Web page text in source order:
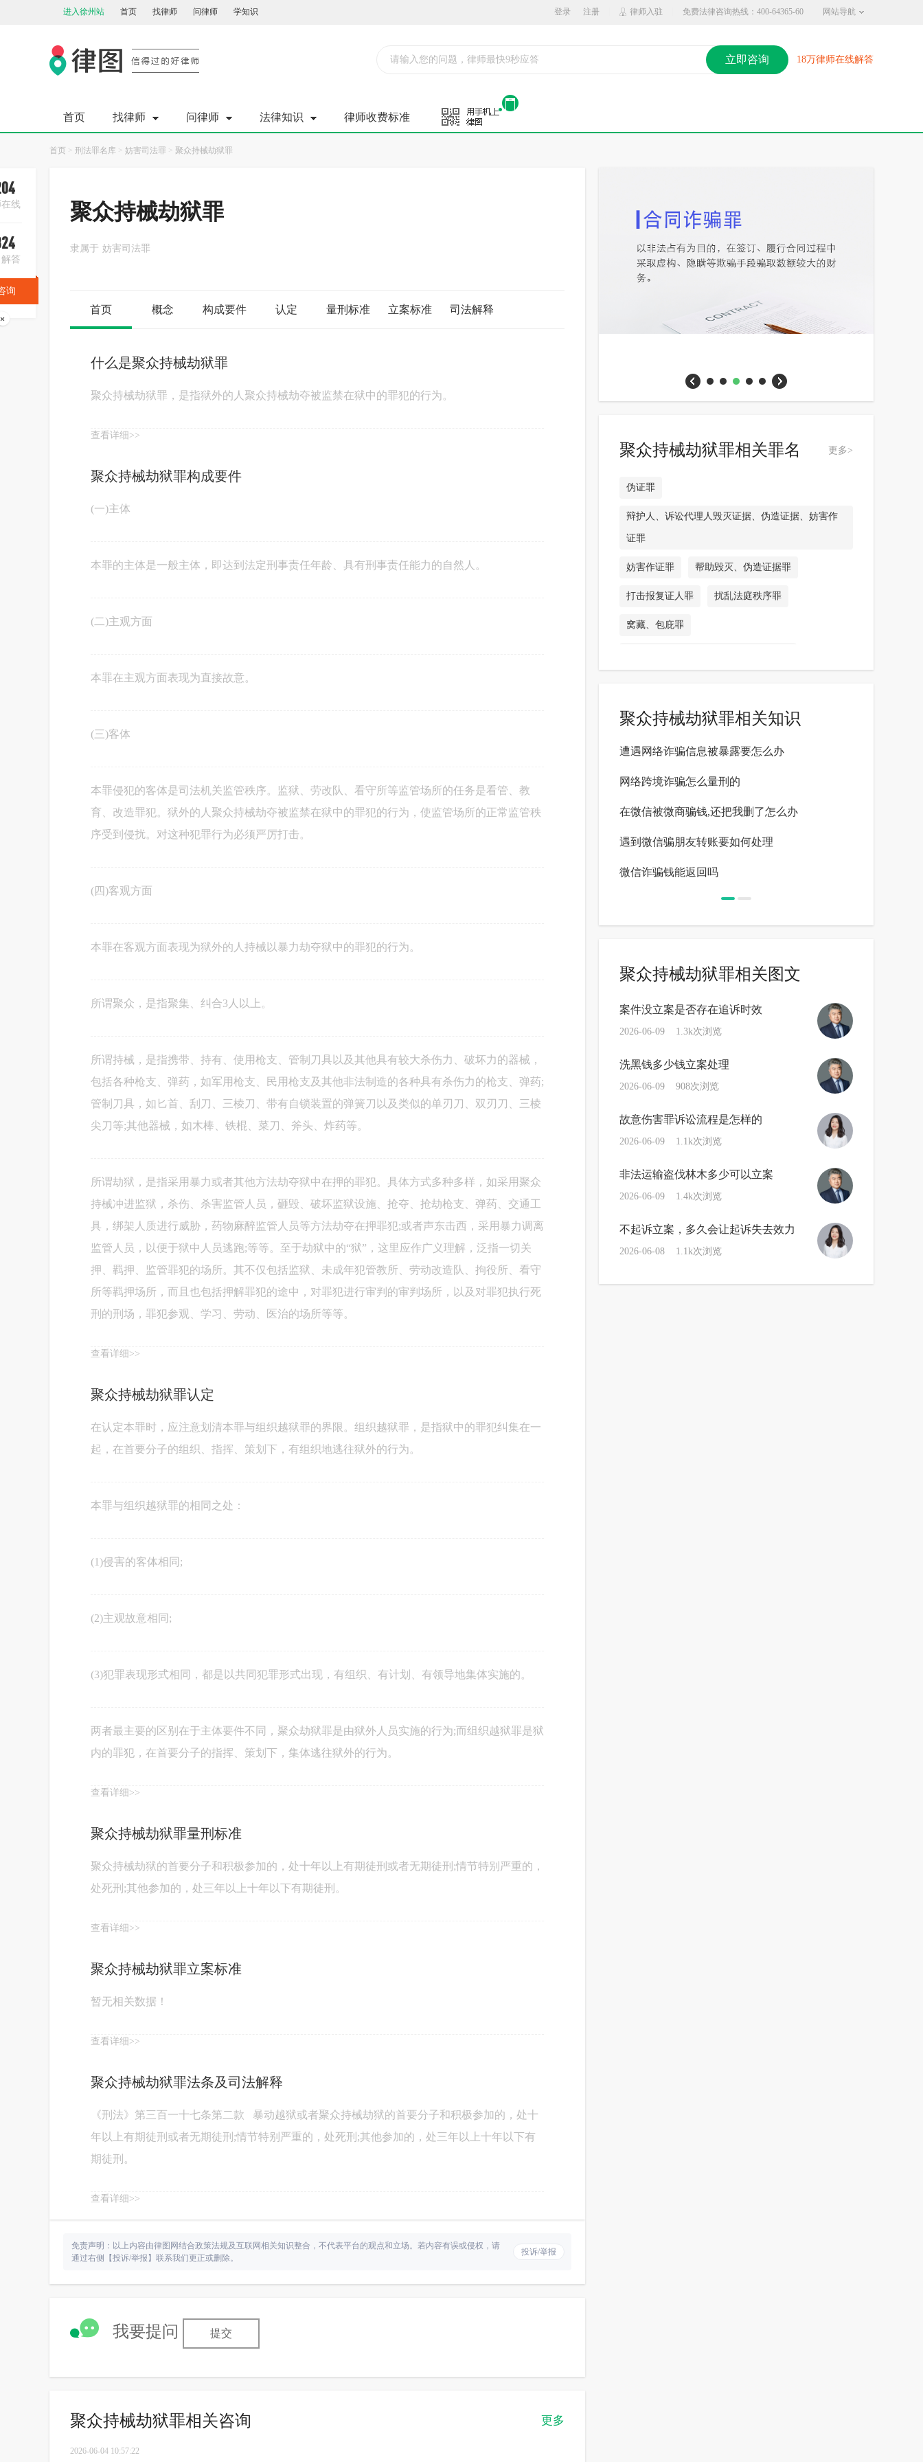
进入徐州站 首页 找律师 问律师 学知识 登录 注册 律师入驻 免费法律咨询热线：400-64365-60 网站导航
请输入您的问题，律师最快9秒应答 立即咨询 18万律师在线解答
首页 找律师 问律师 法律知识 律师收费标准
首页 > 刑法罪名库 > 妨害司法罪 > 聚众持械劫狱罪
聚众持械劫狱罪
隶属于 妨害司法罪
首页 概念 构成要件 认定 量刑标准 立案标准 司法解释
什么是聚众持械劫狱罪
聚众持械劫狱罪，是指狱外的人聚众持械劫夺被监禁在狱中的罪犯的行为。
查看详细>>
聚众持械劫狱罪构成要件
(一)主体
本罪的主体是一般主体，即达到法定刑事责任年龄、具有刑事责任能力的自然人。
(二)主观方面
本罪在主观方面表现为直接故意。
(三)客体
本罪侵犯的客体是司法机关监管秩序。监狱、劳改队、看守所等监管场所的任务是看管、教
育、改造罪犯。狱外的人聚众持械劫夺被监禁在狱中的罪犯的行为，使监管场所的正常监管秩
序受到侵扰。对这种犯罪行为必须严厉打击。
(四)客观方面
本罪在客观方面表现为狱外的人持械以暴力劫夺狱中的罪犯的行为。
所谓聚众，是指聚集、纠合3人以上。
所谓持械，是指携带、持有、使用枪支、管制刀具以及其他具有较大杀伤力、破坏力的器械，
包括各种枪支、弹药，如军用枪支、民用枪支及其他非法制造的各种具有杀伤力的枪支、弹药;
管制刀具，如匕首、刮刀、三棱刀、带有自锁装置的弹簧刀以及类似的单刃刀、双刃刀、三棱
尖刀等;其他器械，如木棒、铁棍、菜刀、斧头、炸药等。
所谓劫狱，是指采用暴力或者其他方法劫夺狱中在押的罪犯。具体方式多种多样，如采用聚众
持械冲进监狱，杀伤、杀害监管人员，砸毁、破坏监狱设施、抢夺、抢劫枪支、弹药、交通工
具，绑架人质进行威胁，药物麻醉监管人员等方法劫夺在押罪犯;或者声东击西，采用暴力调离
监管人员，以便于狱中人员逃跑;等等。至于劫狱中的“狱”，这里应作广义理解，泛指一切关
押、羁押、监管罪犯的场所。其不仅包括监狱、未成年犯管教所、劳动改造队、拘役所、看守
所等羁押场所，而且也包括押解罪犯的途中，对罪犯进行审判的审判场所，以及对罪犯执行死
刑的刑场，罪犯参观、学习、劳动、医治的场所等等。
查看详细>>
聚众持械劫狱罪认定
在认定本罪时，应注意划清本罪与组织越狱罪的界限。组织越狱罪，是指狱中的罪犯纠集在一
起，在首要分子的组织、指挥、策划下，有组织地逃往狱外的行为。
本罪与组织越狱罪的相同之处：
(1)侵害的客体相同;
(2)主观故意相同;
(3)犯罪表现形式相同，都是以共同犯罪形式出现，有组织、有计划、有领导地集体实施的。
两者最主要的区别在于主体要件不同，聚众劫狱罪是由狱外人员实施的行为;而组织越狱罪是狱
内的罪犯，在首要分子的指挥、策划下，集体逃往狱外的行为。
查看详细>>
聚众持械劫狱罪量刑标准
聚众持械劫狱的首要分子和积极参加的，处十年以上有期徒刑或者无期徒刑;情节特别严重的，
处死刑;其他参加的，处三年以上十年以下有期徒刑。
查看详细>>
聚众持械劫狱罪立案标准
暂无相关数据！
查看详细>>
聚众持械劫狱罪法条及司法解释
《刑法》第三百一十七条第二款 暴动越狱或者聚众持械劫狱的首要分子和积极参加的，处十
年以上有期徒刑或者无期徒刑;情节特别严重的，处死刑;其他参加的，处三年以上十年以下有
期徒刑。
查看详细>>
投诉/举报
免责声明：以上内容由律图网结合政策法规及互联网相关知识整合，不代表平台的观点和立场。若内容有误或侵权，请
通过右侧【投诉/举报】联系我们更正或删除。
我要提问 提交
聚众持械劫狱罪相关咨询 更多
2026-06-04 10:57:22
更多>
聚众持械劫狱罪相关罪名
伪证罪
辩护人、诉讼代理人毁灭证据、伪造证据、妨害作
证罪
妨害作证罪 帮助毁灭、伪造证据罪
打击报复证人罪 扰乱法庭秩序罪
窝藏、包庇罪
非法处置查封、扣押、冻结的财产罪
证据罪
聚众持械劫狱罪相关知识
微信收到诈骗被限制如何解除
遭遇网络诈骗信息被暴露要怎么办
网络跨境诈骗怎么量刑的
在微信被微商骗钱,还把我删了怎么办
遇到微信骗朋友转账要如何处理
微信诈骗钱能返回吗
聚众持械劫狱罪相关图文
案件没立案是否存在追诉时效
2026-06-09 1.3k次浏览
洗黑钱多少钱立案处理
2026-06-09 908次浏览
故意伤害罪诉讼流程是怎样的
2026-06-09 1.1k次浏览
非法运输盗伐林木多少可以立案
2026-06-09 1.4k次浏览
不起诉立案，多久会让起诉失去效力
2026-06-08 1.1k次浏览
线
答
询